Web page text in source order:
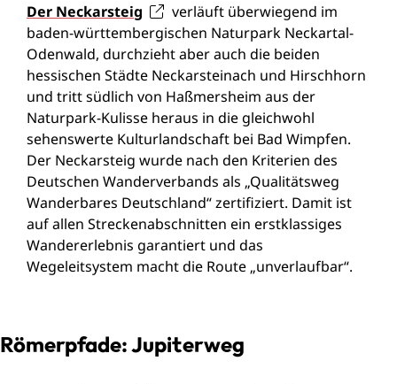
Der Neckarsteig
verläuft überwiegend im
baden-württembergischen Naturpark Neckartal-
Odenwald, durchzieht aber auch die beiden
hessischen Städte Neckarsteinach und Hirschhorn
und tritt südlich von Haßmersheim aus der
Naturpark-Kulisse heraus in die gleichwohl
sehenswerte Kulturlandschaft bei Bad Wimpfen.
Der Neckarsteig wurde nach den Kriterien des
Deutschen Wanderverbands als „Qualitätsweg
Wanderbares Deutschland“ zertifiziert. Damit ist
auf allen Streckenabschnitten ein erstklassiges
Wandererlebnis garantiert und das
Wegeleitsystem macht die Route „unverlaufbar“.
Römerpfade: Jupiterweg